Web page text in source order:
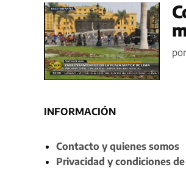
por
INFORMACIÓN
Contacto y quienes somos
Privacidad y condiciones